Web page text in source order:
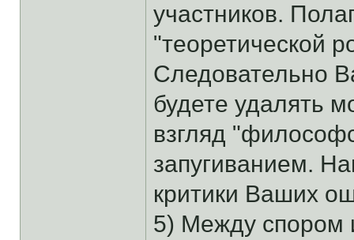
участников.
"теоретической
Следовательно
будете удалять
взгляд
запугиванием.
критики Ваших
5) Между спором